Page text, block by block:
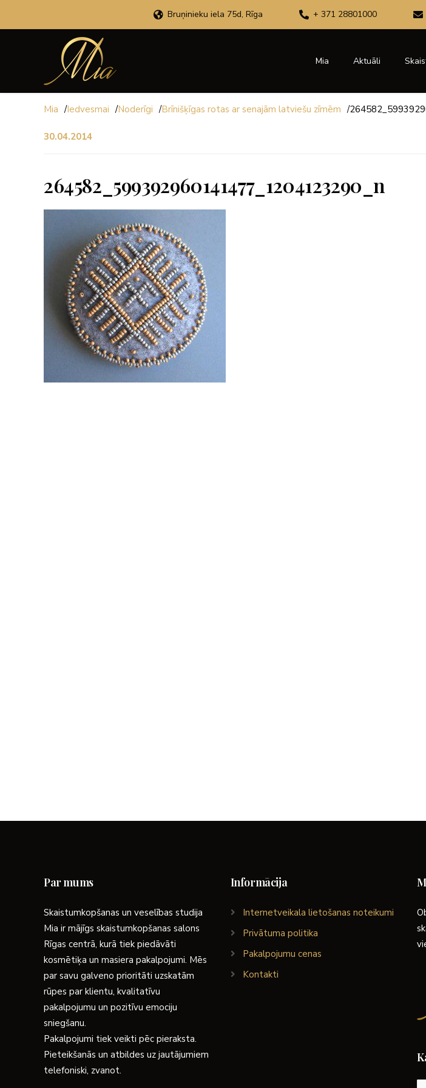
Bruņinieku iela 75d, Rīga + 371 28801000
Mia Aktuāli
Mia /Iedvesmai /Noderīgi /Brīnišķīgas rotas ar senajām latviešu zīmēm /
30.04.2014
264582_599392960141477_1204123290_n
Par mums
Skaistumkopšanas un veselības studija
Mia ir mājīgs skaistumkopšanas salons
Rīgas centrā, kurā tiek piedāvāti
kosmētiķa un masiera pakalpojumi. Mēs
par savu galveno prioritāti uzskatām
rūpes par klientu, kvalitatīvu
pakalpojumu un pozitīvu emociju
sniegšanu.
Pakalpojumi tiek veikti pēc pieraksta.
Pieteikšanās un atbildes uz jautājumiem
telefoniski, zvanot.
Informācija
Internetveikala lietošanas noteikumi
Privātuma politika
Pakalpojumu cenas
Kontakti